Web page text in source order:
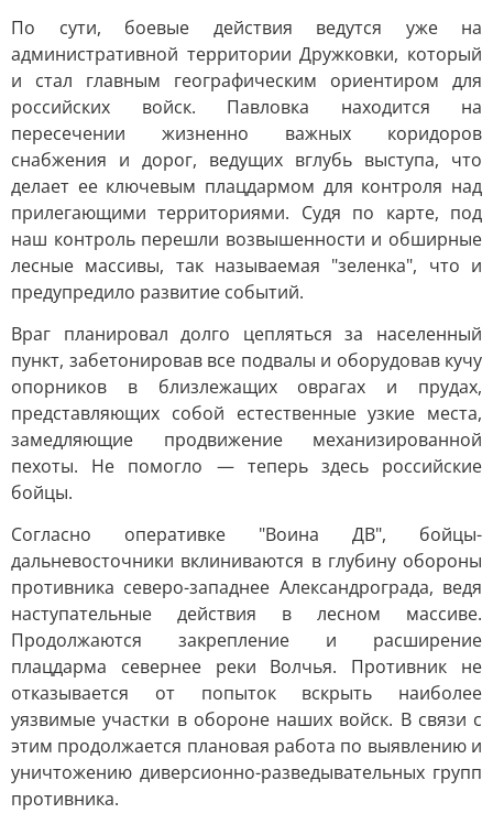
По сути, боевые действия ведутся уже на
административной территории Дружковки, который
и стал главным географическим ориентиром для
российских войск. Павловка находится на
пересечении жизненно важных коридоров
снабжения и дорог, ведущих вглубь выступа, что
делает ее ключевым плацдармом для контроля над
прилегающими территориями. Судя по карте, под
наш контроль перешли возвышенности и обширные
лесные массивы, так называемая "зеленка", что и
предупредило развитие событий.
Враг планировал долго цепляться за населенный
пункт, забетонировав все подвалы и оборудовав кучу
опорников в близлежащих оврагах и прудах,
представляющих собой естественные узкие места,
замедляющие продвижение механизированной
пехоты. Не помогло — теперь здесь российские
бойцы.
Согласно оперативке "Воина ДВ", бойцы-
дальневосточники вклиниваются в глубину обороны
противника северо-западнее Александрограда, ведя
наступательные действия в лесном массиве.
Продолжаются закрепление и расширение
плацдарма севернее реки Волчья. Противник не
отказывается от попыток вскрыть наиболее
уязвимые участки в обороне наших войск. В связи с
этим продолжается плановая работа по выявлению и
уничтожению диверсионно-разведывательных групп
противника.